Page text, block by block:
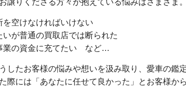
譲りくださる方々が抱えている悩みはさまざま。
空けなければいけない
が普通の買取店では断られた
業の資金に充てたい など…
したお客様の悩みや想いを汲み取り、愛車の鑑
際には「あなたに任せて良かった」とお客様か